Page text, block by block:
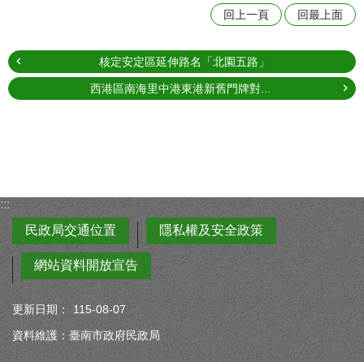
回上一頁 回最上面
核定安定區延伸路名「北園五路」
西港區南海里中港東港新舊門牌對...
:::
民政局交通位置
隱私權及安全政策
網站資料開放宣告
更新日期：
115-08-07
資料維護：臺南市政府民政局